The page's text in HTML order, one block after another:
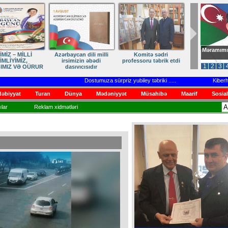
1 2 3
Zəfərdən Qayıdışa –
Həsrətin Sonu Yaxındır
ANA DİLİMİZ – MİLLİ
KİMLİYİMİZDİR
Komitə sədri
təbrik etdi
Dostumuza sürpriz yubiley təbriki.....
Turan Dünya Mədəniyyət Müsahibə Maarif
Reklam xidmətləri